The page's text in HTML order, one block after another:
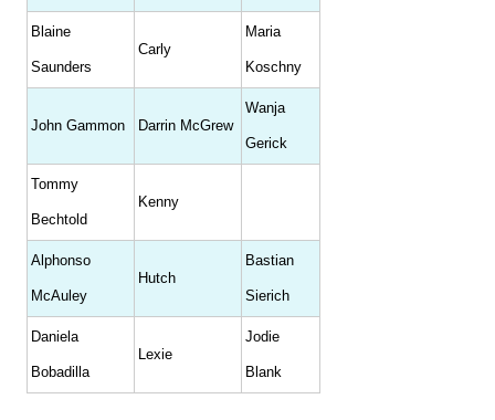
Blaine
Saunders
Carly
Maria
Koschny
John Gammon Darrin McGrew
Wanja
Gerick
Tommy
Bechtold
Kenny
Alphonso
McAuley
Hutch
Bastian
Sierich
Daniela
Bobadilla
Lexie
Jodie
Blank